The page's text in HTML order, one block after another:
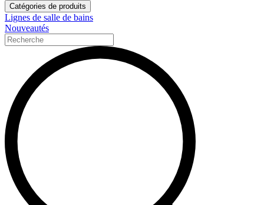
Catégories de produits
Lignes de salle de bains
Nouveautés